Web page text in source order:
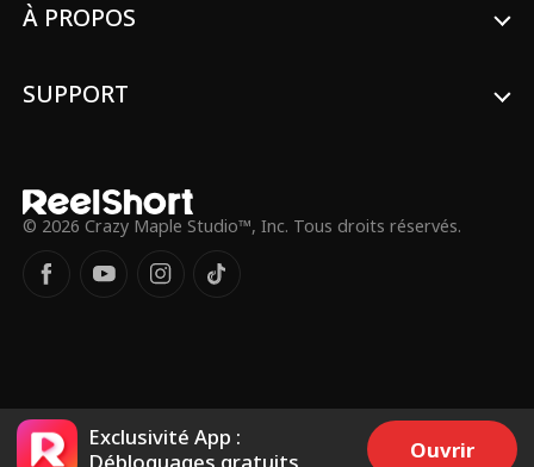
À PROPOS
SUPPORT
© 2026 Crazy Maple Studio™, Inc. Tous droits réservés.
Exclusivité App :
Ouvrir